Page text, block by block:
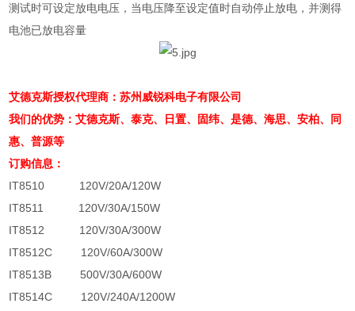
测试时可设定放电电压，当电压降至设定值时自动停止放电，并测得
电池已放电容量
艾德克斯授权代理商：苏州威锐科电子有限公司
我们的优势：艾德克斯、泰克、日置、固纬、是德、海思、安柏、同
惠、普源等
订购信息：
IT8510 120V/20A/120W
IT8511 120V/30A/150W
IT8512 120V/30A/300W
IT8512C 120V/60A/300W
IT8513B 500V/30A/600W
IT8514C 120V/240A/1200W